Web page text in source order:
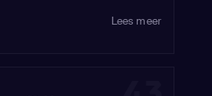
Lees meer